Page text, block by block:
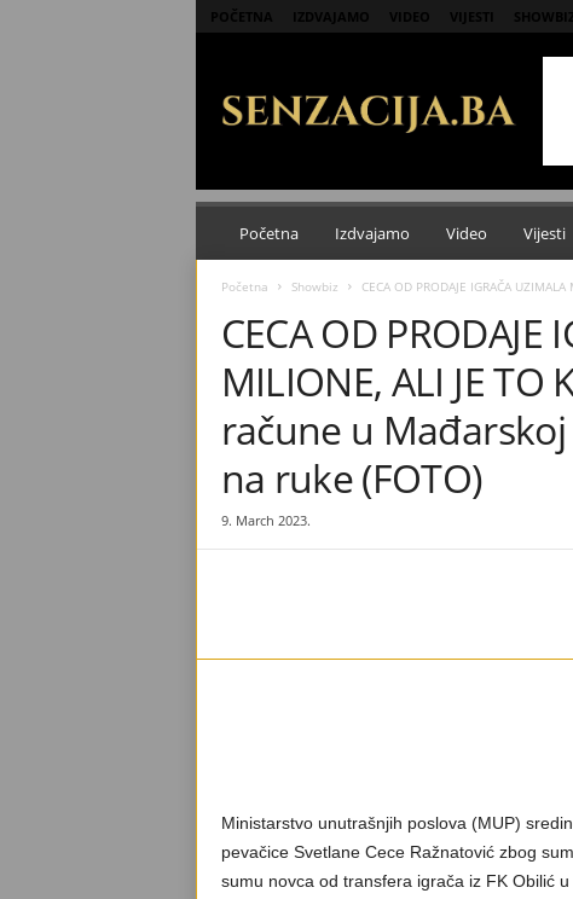
POČETNA IZDVAJAMO VIDEO VIJESTI
i
a
Početna Izdvajamo Video Vijesti
Početna Showbiz CECA OD PRODAJE IGRAČA
CECA OD PRODAJE
MILIONE, ALI JE TO
račune u
na ruke (FOTO)
9. March 2023.
Ministarstvo unutrašnjih poslova (MUP)
pevačice Svetlane Cece Ražnatović zbog
sumu novca od transfera igrača iz FK Obilić